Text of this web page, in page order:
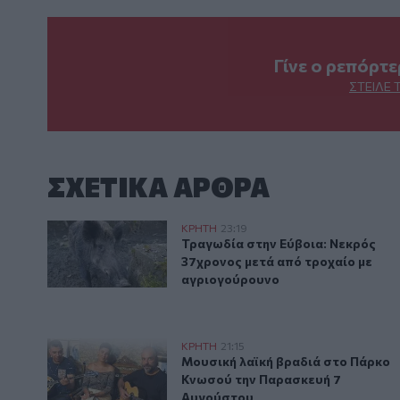
Γίνε ο
ΣΤΕΊΛΕ
ΣΧΕΤΙΚA AΡΘΡΑ
Τραγωδία στην Εύβοια: Νεκρός 37χρονος μετά από
ΚΡΗΤΗ 23:19
Τραγωδία στην Εύβοια: Νεκρός
Τραγωδία στην Εύβοια: Νεκρός
37χρονος μετά από τροχαίο με
αγριογούρουνο
Μουσική λαϊκή βραδιά στο Πάρκο Κνωσού την
ΚΡΗΤΗ 21:15
Μουσική λαϊκή βραδιά στο
Μουσική λαϊκή βραδιά στο Πάρκο
Κνωσού την Παρασκευή 7
Αυγούστου